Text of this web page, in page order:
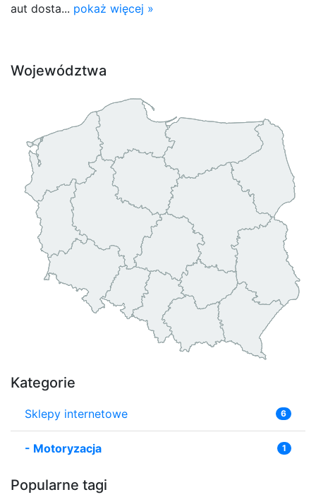
aut dosta... pokaż więcej »
Województwa
Kategorie
Sklepy internetowe 6
- Motoryzacja 1
Popularne tagi